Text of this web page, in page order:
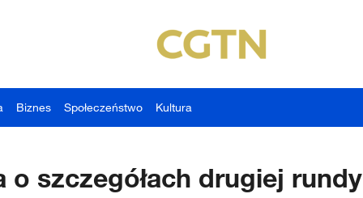
Biznes Społeczeństwo Kultura
o szczegółach drugiej rundy